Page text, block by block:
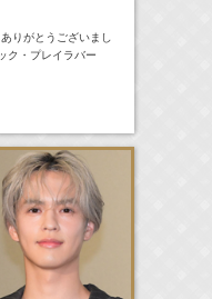
りがとうございまし
ク・プレイラバー